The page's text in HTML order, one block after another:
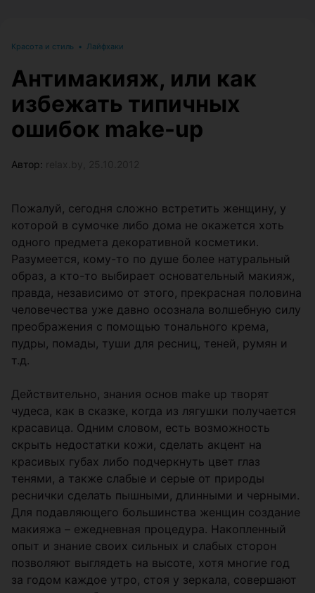
Красота и стиль • Лайфхаки
Антимакияж, или как
избежать типичных
ошибок make-up
Автор:
Пожалуй, сегодня сложно встретить женщину, у
которой в сумочке либо дома не окажется хоть
одного предмета декоративной косметики.
Разумеется, кому-то по душе более натуральный
образ, а кто-то выбирает основательный макияж,
правда, независимо от этого, прекрасная половина
человечества уже давно осознала волшебную силу
преображения с помощью тонального крема,
пудры, помады, туши для ресниц, теней, румян и
т.д.
Действительно, знания основ make up творят
чудеса, как в сказке, когда из лягушки получается
красавица. Одним словом, есть возможность
скрыть недостатки кожи, сделать акцент на
красивых губах либо подчеркнуть цвет глаз
тенями, а также слабые и серые от природы
реснички сделать пышными, длинными и черными.
Для подавляющего большинства женщин создание
макияжа – ежедневная процедура. Накопленный
опыт и знание своих сильных и слабых сторон
позволяют выглядеть на высоте, хотя многие год
за годом каждое утро, стоя у зеркала, совершают